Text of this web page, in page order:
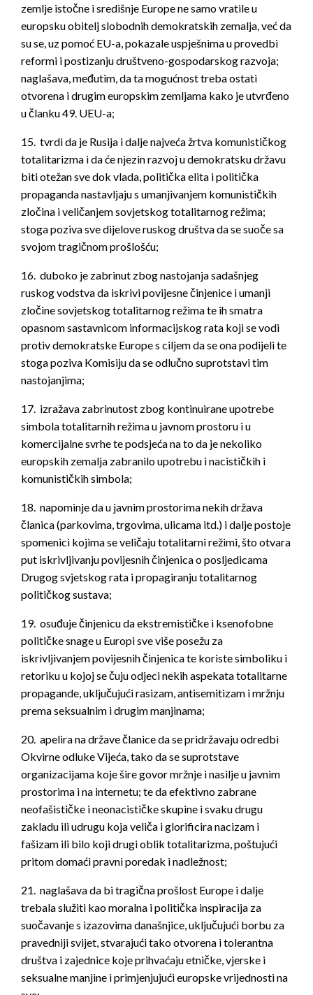
zemlje istočne i središnje Europe ne samo vratile u
europsku obitelj slobodnih demokratskih zemalja, već da
su se, uz pomoć EU-a, pokazale uspješnima u provedbi
reformi i postizanju društveno-gospodarskog razvoja;
naglašava, međutim, da ta mogućnost treba ostati
otvorena i drugim europskim zemljama kako je utvrđeno
u članku 49. UEU-a;
15. tvrdi da je Rusija i dalje najveća žrtva komunističkog
totalitarizma i da će njezin razvoj u demokratsku državu
biti otežan sve dok vlada, politička elita i politička
propaganda nastavljaju s umanjivanjem komunističkih
zločina i veličanjem sovjetskog totalitarnog režima;
stoga poziva sve dijelove ruskog društva da se suoče sa
svojom tragičnom prošlošću;
16. duboko je zabrinut zbog nastojanja sadašnjeg
ruskog vodstva da iskrivi povijesne činjenice i umanji
zločine sovjetskog totalitarnog režima te ih smatra
opasnom sastavnicom informacijskog rata koji se vodi
protiv demokratske Europe s ciljem da se ona podijeli te
stoga poziva Komisiju da se odlučno suprotstavi tim
nastojanjima;
17. izražava zabrinutost zbog kontinuirane upotrebe
simbola totalitarnih režima u javnom prostoru i u
komercijalne svrhe te podsjeća na to da je nekoliko
europskih zemalja zabranilo upotrebu i nacističkih i
komunističkih simbola;
18. napominje da u javnim prostorima nekih država
članica (parkovima, trgovima, ulicama itd.) i dalje postoje
spomenici kojima se veličaju totalitarni režimi, što otvara
put iskrivljivanju povijesnih činjenica o posljedicama
Drugog svjetskog rata i propagiranju totalitarnog
političkog sustava;
19. osuđuje činjenicu da ekstremističke i ksenofobne
političke snage u Europi sve više posežu za
iskrivljivanjem povijesnih činjenica te koriste simboliku i
retoriku u kojoj se čuju odjeci nekih aspekata totalitarne
propagande, uključujući rasizam, antisemitizam i mržnju
prema seksualnim i drugim manjinama;
20. apelira na države članice da se pridržavaju odredbi
Okvirne odluke Vijeća, tako da se suprotstave
organizacijama koje šire govor mržnje i nasilje u javnim
prostorima i na internetu; te da efektivno zabrane
neofašističke i neonacističke skupine i svaku drugu
zakladu ili udrugu koja veliča i glorificira nacizam i
fašizam ili bilo koji drugi oblik totalitarizma, poštujući
pritom domaći pravni poredak i nadležnost;
21. naglašava da bi tragična prošlost Europe i dalje
trebala služiti kao moralna i politička inspiracija za
suočavanje s izazovima današnjice, uključujući borbu za
pravedniji svijet, stvarajući tako otvorena i tolerantna
društva i zajednice koje prihvaćaju etničke, vjerske i
seksualne manjine i primjenjujući europske vrijednosti na